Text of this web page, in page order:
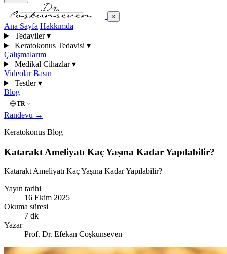
×
Ana Sayfa Hakkımda
Tedaviler ▾
Keratokonus Tedavisi ▾
Çalışmalarım
Medikal Cihazlar ▾
Videolar Basın
Testler ▾
Blog
TR
Randevu →
Keratokonus Blog
Katarakt Ameliyatı Kaç Yaşına Kadar Yapılabilir?
Katarakt Ameliyatı Kaç Yaşına Kadar Yapılabilir?
Yayın tarihi
16 Ekim 2025
Okuma süresi
7 dk
Yazar
Prof. Dr. Efekan Coşkunseven